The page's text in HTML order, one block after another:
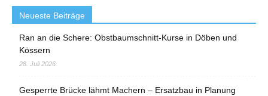
Neueste Beiträge
Ran an die Schere: Obstbaumschnitt-Kurse in Döben und
Kössern
28. Juli 2026
Gesperrte Brücke lähmt Machern – Ersatzbau in Planung